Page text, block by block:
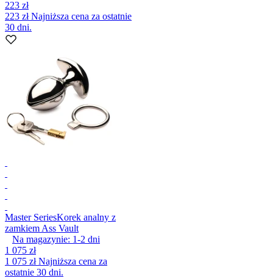
223 zł
223 złNajniższa cena za ostatnie
30 dni.
Master SeriesKorek analny z
zamkiem Ass Vault
Na magazynie: 1-2 dni
1 075 zł
1 075 złNajniższa cena za
ostatnie 30 dni.